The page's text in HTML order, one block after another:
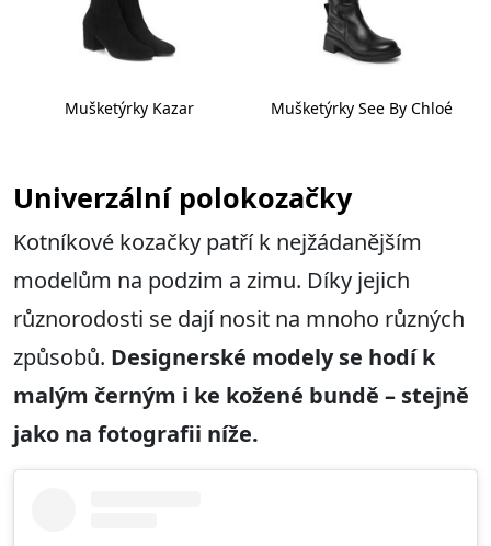
Mušketýrky Kazar Mušketýrky See By Chloé
Univerzální polokozačky
Kotníkové kozačky patří k nejžádanějším
modelům na podzim a zimu. Díky jejich
různorodosti se dají nosit na mnoho různých
způsobů. Designerské modely se hodí k
malým černým i ke kožené bundě – stejně
jako na fotografii níže.